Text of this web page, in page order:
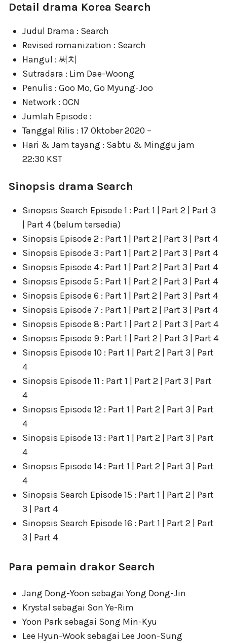
Detail drama Korea Search
Judul Drama : Search
Revised romanization : Search
Hangul : 써치
Sutradara : Lim Dae-Woong
Penulis : Goo Mo, Go Myung-Joo
Network : OCN
Jumlah Episode :
Tanggal Rilis : 17 Oktober 2020 –
Hari & Jam tayang : Sabtu & Minggu jam
22:30 KST
Sinopsis drama Search
Sinopsis Search Episode 1 : Part 1 | Part 2 | Part 3
| Part 4 (belum tersedia)
Sinopsis Episode 2 : Part 1 | Part 2 | Part 3 | Part 4
Sinopsis Episode 3 : Part 1 | Part 2 | Part 3 | Part 4
Sinopsis Episode 4 : Part 1 | Part 2 | Part 3 | Part 4
Sinopsis Episode 5 : Part 1 | Part 2 | Part 3 | Part 4
Sinopsis Episode 6 : Part 1 | Part 2 | Part 3 | Part 4
Sinopsis Episode 7 : Part 1 | Part 2 | Part 3 | Part 4
Sinopsis Episode 8 : Part 1 | Part 2 | Part 3 | Part 4
Sinopsis Episode 9 : Part 1 | Part 2 | Part 3 | Part 4
Sinopsis Episode 10 : Part 1 | Part 2 | Part 3 | Part
4
Sinopsis Episode 11 : Part 1 | Part 2 | Part 3 | Part
4
Sinopsis Episode 12 : Part 1 | Part 2 | Part 3 | Part
4
Sinopsis Episode 13 : Part 1 | Part 2 | Part 3 | Part
4
Sinopsis Episode 14 : Part 1 | Part 2 | Part 3 | Part
4
Sinopsis Search Episode 15 : Part 1 | Part 2 | Part
3 | Part 4
Sinopsis Search Episode 16 : Part 1 | Part 2 | Part
3 | Part 4
Para pemain drakor Search
Jang Dong-Yoon sebagai Yong Dong-Jin
Krystal sebagai Son Ye-Rim
Yoon Park sebagai Song Min-Kyu
Lee Hyun-Wook sebagai Lee Joon-Sung